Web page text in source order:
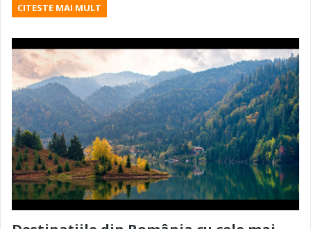
CITESTE MAI MULT